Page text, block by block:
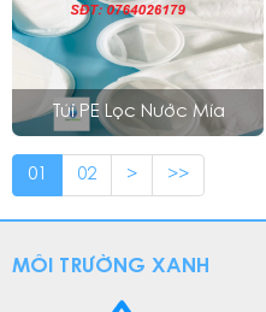
Túi PE Lọc Nước Mía
01 02 > >>
MÔI TRƯỜNG XANH